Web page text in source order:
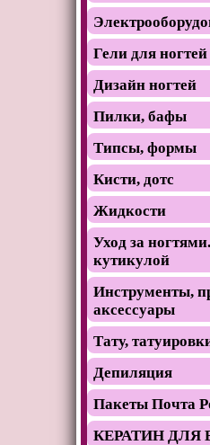
Гели для ногтей
Дизайн ногтей
Пилки, бафы
Типсы, формы
Кисти, дотс
Жидкости
Уход за
кутикулой
Инструменты,
аксессуары
Тату,
Депиляция
Пакеты Почта
КЕРАТИН ДЛЯ